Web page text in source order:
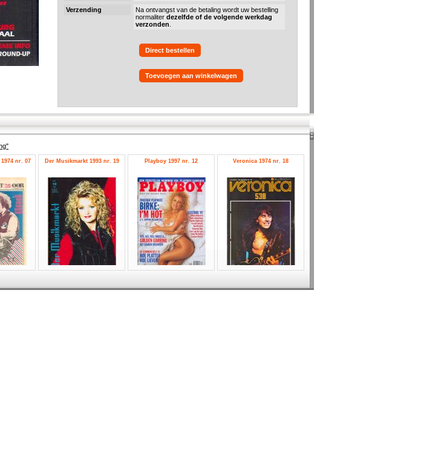
Verzending
Na ontvangst van de betaling wordt uw bestelling
normaliter dezelfde of de volgende werkdag
verzonden
Direct bestellen
Toevoegen aan winkelwagen
nr. 07 Der Musikmarkt 1993 nr. 19 Playboy 1997 nr. 12 Veronica 1974 nr. 18